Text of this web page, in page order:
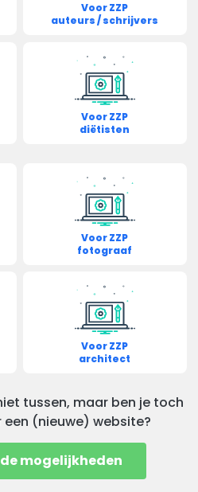
Voor ZZP
auteurs / schrijvers
Voor ZZP
diëtisten
Voor ZZP
fotograaf
Voor ZZP
architect
tussen, maar ben je toch
(nieuwe) website?
mogelijkheden